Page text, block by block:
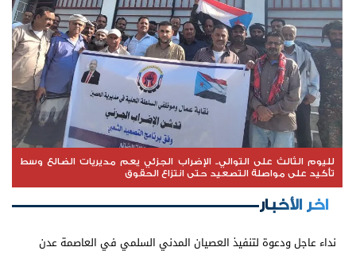
لليوم الثالث على التوالي.. الإضراب الجزئي يعم مديريات الضالع وسط
تأكيد على مواصلة التصعيد حتى انتزاع الحقوق
اخر الأخبار
نداء عاجل ودعوة لتنفيذ العصيان المدني السلمي في العاصمة عدن